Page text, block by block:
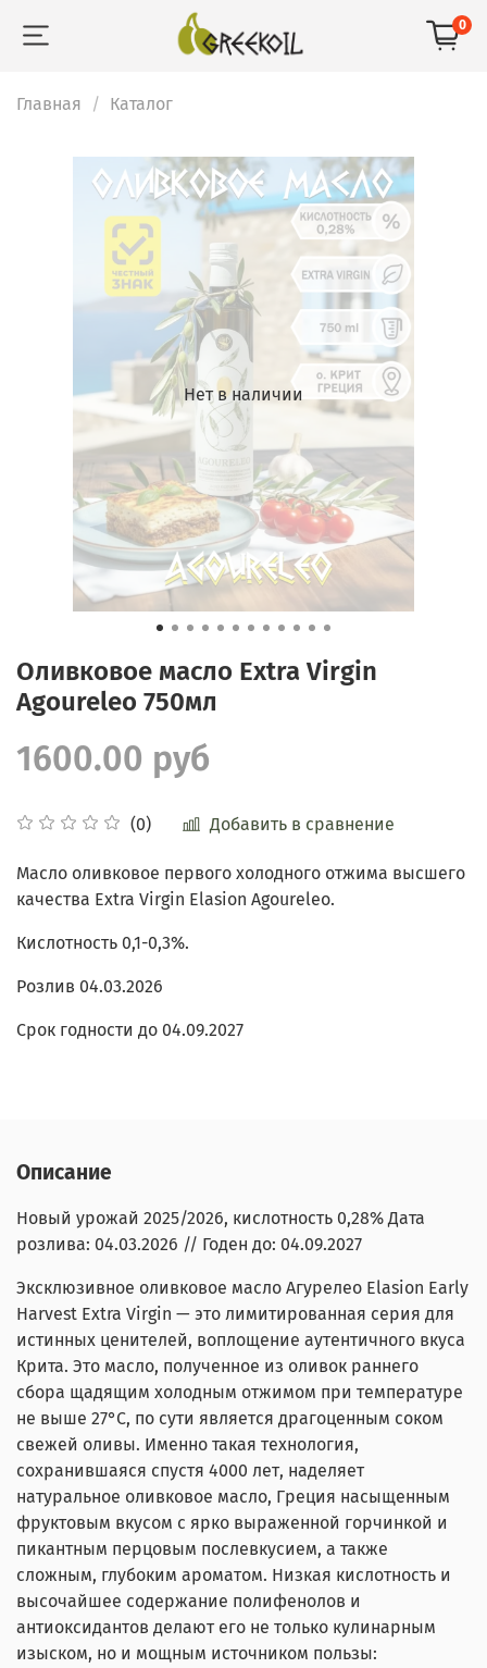
0
Главная Каталог
Нет в наличии
Оливковое масло Extra Virgin
Agoureleo 750мл
(0) Добавить в сравнение
1600.00 руб
Масло оливковое первого холодного отжима высшего
качества Extra Virgin Elasion Agoureleo.
Кислотность 0,1-0,3%.
Розлив 04.03.2026
Срок годности до 04.09.2027
Описание
Новый урожай 2025/2026, кислотность 0,28% Дата
розлива: 04.03.2026 // Годен до: 04.09.2027
Эксклюзивное оливковое масло Агурелео Elasion Early
Harvest Extra Virgin — это лимитированная серия для
истинных ценителей, воплощение аутентичного вкуса
Крита. Это масло, полученное из оливок раннего
сбора щадящим холодным отжимом при температуре
не выше 27°C, по сути является драгоценным соком
свежей оливы. Именно такая технология,
сохранившаяся спустя 4000 лет, наделяет
натуральное оливковое масло, Греция насыщенным
фруктовым вкусом с ярко выраженной горчинкой и
пикантным перцовым послевкусием, а также
сложным, глубоким ароматом. Низкая кислотность и
высочайшее содержание полифенолов и
антиоксидантов делают его не только кулинарным
изыском, но и мощным источником пользы: